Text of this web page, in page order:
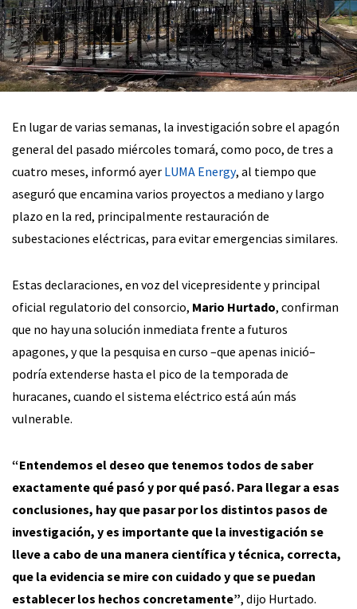
En lugar de varias semanas, la investigación sobre el apagón
general del pasado miércoles tomará, como poco, de tres a
cuatro meses, informó ayer LUMA Energy, al tiempo que
aseguró que encamina varios proyectos a mediano y largo
plazo en la red, principalmente restauración de
subestaciones eléctricas, para evitar emergencias similares.
Estas declaraciones, en voz del vicepresidente y principal
oficial regulatorio del consorcio, Mario Hurtado, confirman
que no hay una solución inmediata frente a futuros
apagones, y que la pesquisa en curso –que apenas inició–
podría extenderse hasta el pico de la temporada de
huracanes, cuando el sistema eléctrico está aún más
vulnerable.
“Entendemos el deseo que tenemos todos de saber
exactamente qué pasó y por qué pasó. Para llegar a esas
conclusiones, hay que pasar por los distintos pasos de
investigación, y es importante que la investigación se
lleve a cabo de una manera científica y técnica, correcta,
que la evidencia se mire con cuidado y que se puedan
establecer los hechos concretamente”, dijo Hurtado.